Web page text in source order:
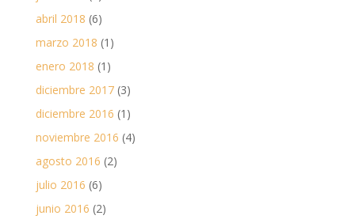
abril 2018 (6)
marzo 2018 (1)
enero 2018 (1)
diciembre 2017(3)
diciembre 2016 (1)
noviembre 2016 (4)
agosto 2016 (2)
julio 2016 (6)
junio 2016 (2)